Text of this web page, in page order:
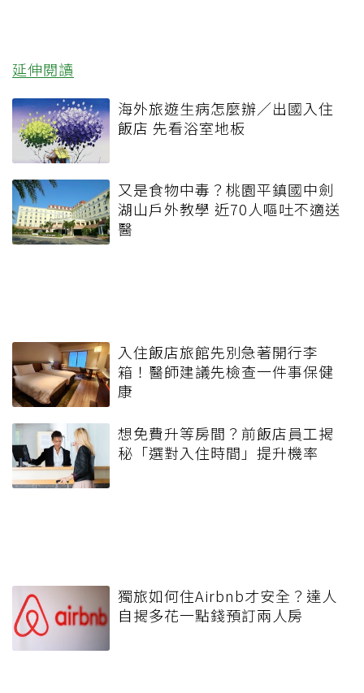
延伸閱讀
海外旅遊生病怎麼辦／出國入住
飯店 先看浴室地板
又是食物中毒？桃園平鎮國中劍
湖山戶外教學 近70人嘔吐不適送
醫
入住飯店旅館先別急著開行李
箱！醫師建議先檢查一件事保健
康
想免費升等房間？前飯店員工揭
秘「選對入住時間」提升機率
獨旅如何住Airbnb才安全？達人
自揭多花一點錢預訂兩人房